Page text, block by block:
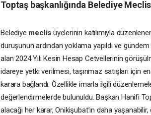
Toptaş başkanlığında Belediye
Belediye meclisüyelerinin katılımıyla
duruşunun ardından yoklama yapıldı ve
alan 2024 Yılı Kesin Hesap Cetvellerinin
idareye yetki verilmesi, taşınmaz satışları için
karara bağlandı. Özellikle imarla ilgili
değerlendirmelerde bulunuldu. Başkan Hanifi
alacağı her karar, Onikişubat’ın daha